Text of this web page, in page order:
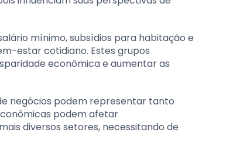
mínimo, subsídios para habitação e
estar cotidiano. Estes grupos
econômica e aumentar as
negócios podem representar tanto
podem afetar
diversos setores, necessitando de